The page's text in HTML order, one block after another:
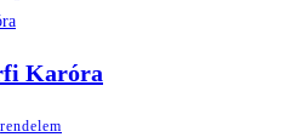
Karóra